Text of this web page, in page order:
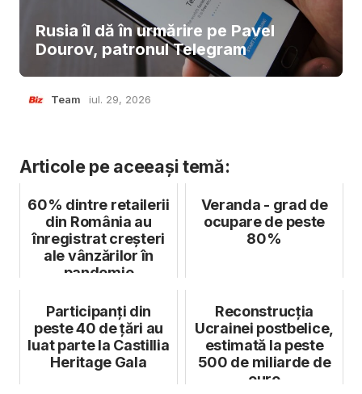
Rusia îl dă în urmărire pe Pavel
Dourov, patronul Telegram
Team iul. 29, 2026
Articole pe aceeași temă:
60% dintre retailerii
din România au
înregistrat creșteri
ale vânzărilor în
pandemie
Veranda - grad de
ocupare de peste
80%
Participanți din
peste 40 de țări au
luat parte la Castillia
Heritage Gala
Reconstrucția
Ucrainei postbelice,
estimată la peste
500 de miliarde de
euro